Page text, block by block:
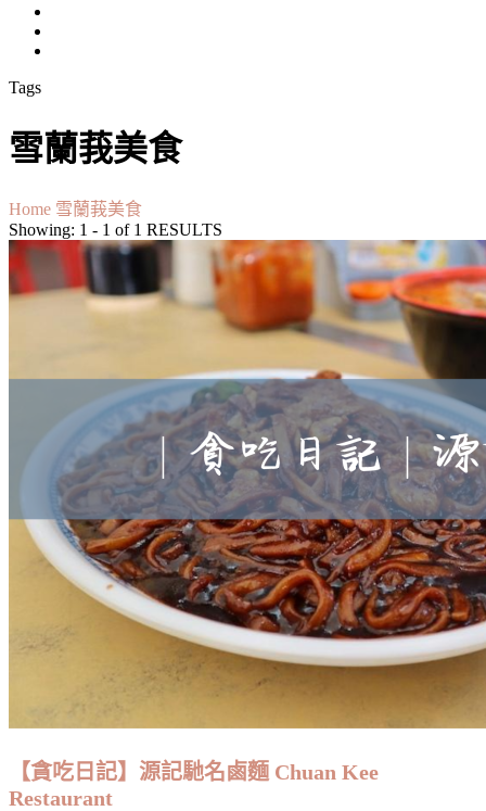
Tags
雪蘭莪美食
Home 雪蘭莪美食
Showing: 1 - 1 of 1 RESULTS
【貪吃日記】源記馳名鹵麵 Chuan Kee
Restaurant